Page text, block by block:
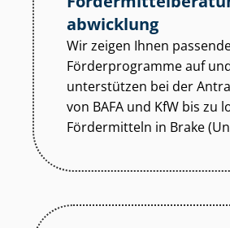
abwicklung
Wir zeigen Ihnen
Förderprogramme auf
unterstützen bei der
von BAFA und KfW bis zu
Fördermitteln in Brake